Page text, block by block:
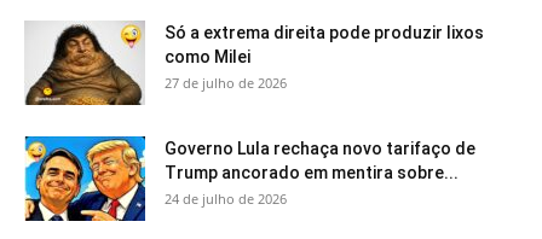
Só a extrema direita pode produzir lixos
como Milei
27 de julho de 2026
Governo Lula rechaça novo tarifaço de
Trump ancorado em mentira sobre...
24 de julho de 2026